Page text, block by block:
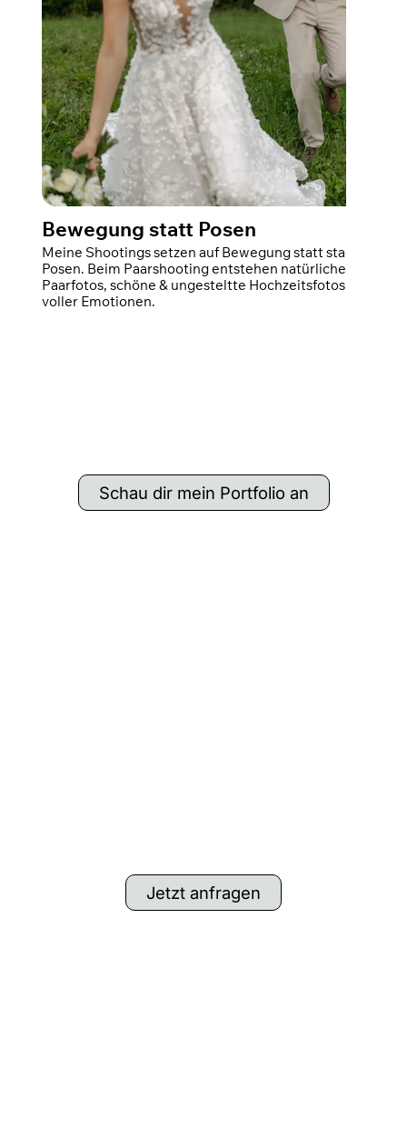
Bewegung statt Posen
Meine Shootings setzen auf Bewegung statt starrer
Posen. Beim Paarshooting entstehen natürliche
Paarfotos, schöne & ungesteltte Hochzeitsfotos
voller Emotionen.
Schau dir mein Portfolio an
Jetzt anfragen